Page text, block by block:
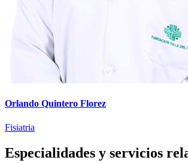
Orlando Quintero Florez
Fisiatria
Especialidades y servicios